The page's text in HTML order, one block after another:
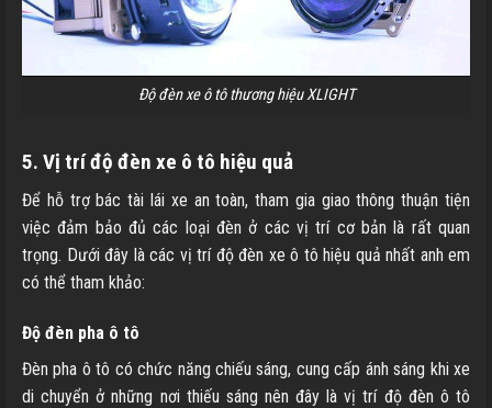
Độ đèn xe ô tô thương hiệu XLIGHT
5. Vị trí độ đèn xe ô tô hiệu quả
Để hỗ trợ bác tài lái xe an toàn, tham gia giao thông thuận tiện
việc đảm bảo đủ các loại đèn ở các vị trí cơ bản là rất quan
trọng. Dưới đây là các vị trí độ đèn xe ô tô hiệu quả nhất anh em
có thể tham khảo:
Độ đèn pha ô tô
Đèn pha ô tô có chức năng chiếu sáng, cung cấp ánh sáng khi xe
di chuyển ở những nơi thiếu sáng nên đây là vị trí độ đèn ô tô